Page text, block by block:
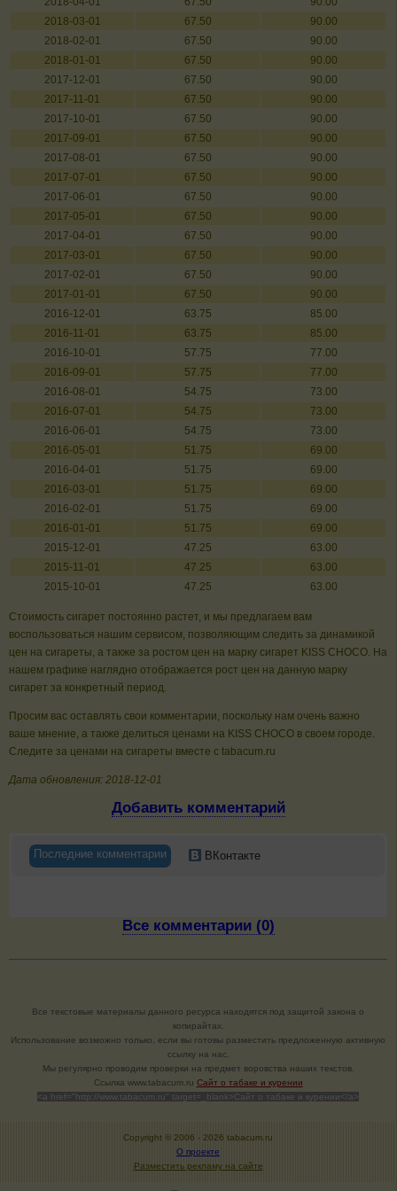
2018-03-01
67.50
90.00
2018-02-01
67.50
90.00
2018-01-01
67.50
90.00
2017-12-01
67.50
90.00
2017-11-01
67.50
90.00
2017-10-01
67.50
90.00
2017-09-01
67.50
90.00
2017-08-01
67.50
90.00
2017-07-01
67.50
90.00
2017-06-01
67.50
90.00
2017-05-01
67.50
90.00
2017-04-01
67.50
90.00
2017-03-01
67.50
90.00
2017-02-01
67.50
90.00
2017-01-01
67.50
90.00
2016-12-01
63.75
85.00
2016-11-01
63.75
85.00
2016-10-01
57.75
77.00
2016-09-01
57.75
77.00
2016-08-01
54.75
73.00
2016-07-01
54.75
73.00
2016-06-01
54.75
73.00
2016-05-01
51.75
69.00
2016-04-01
51.75
69.00
2016-03-01
51.75
69.00
2016-02-01
51.75
69.00
2016-01-01
51.75
69.00
2015-12-01
47.25
63.00
2015-11-01
47.25
63.00
2015-10-01
47.25 63.00
Стоимость сигарет постоянно растет, и мы предлагаем вам
воспользоваться нашим сервисом, позволяющим следить за динамикой
цен на сигареты, а также за ростом цен на марку сигарет KISS CHOCO. На
нашем графике наглядно отображается рост цен на данную марку
сигарет за конкретный период.
Просим вас оставлять свои комментарии, поскольку нам очень важно
ваше мнение, а также делиться ценами на KISS CHOCO в своем городе.
Следите за ценами на сигареты вместе с tabacum.ru
Дата обновления: 2018-12-01
Добавить комментарий
Последние комментарии ВКонтакте
Все комментарии (0)
Все текстовые материалы данного ресурса находятся под защитой закона о
копирайтах.
Использование возможно только, если вы готовы разместить предложенную активную
ссылку на нас.
Мы регулярно проводим проверки на предмет воровства наших текстов.
Cсылка www.tabacum.ru Сайт о табаке и курении
<a href="http://www.tabacum.ru" target=_blank>Сайт о табаке и курении</a>
Copyright © 2006 - 2026 tabacum.ru
О проекте
Разместить рекламу на сайте